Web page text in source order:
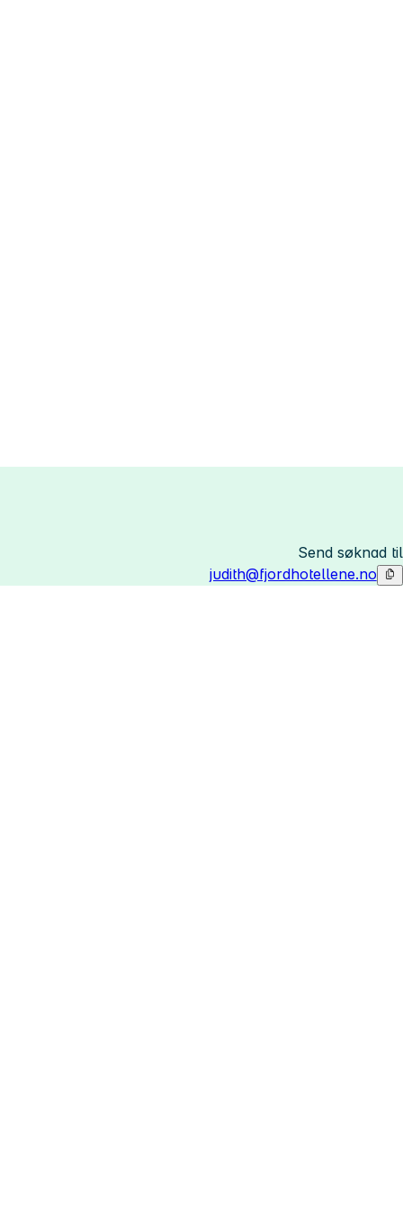
Send søknad til
judith@fjordhotellene.no